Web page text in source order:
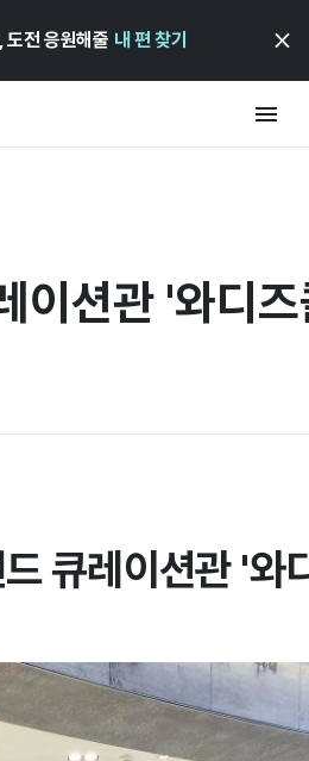
도전 응원해줄 내 편 찾기
이션관 '와디
큐레이션관 '와